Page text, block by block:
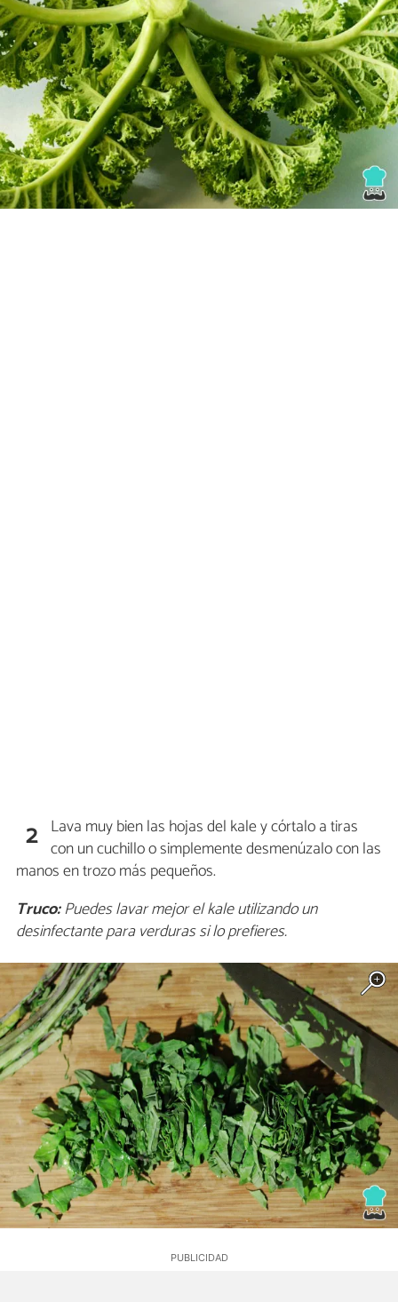
2 Lava muy bien las hojas del kale y córtalo a tiras
con un cuchillo o simplemente desmenúzalo con las
manos en trozo más pequeños.
Truco:Puedes lavar mejor el kale utilizando un
desinfectante para verduras si lo prefieres.